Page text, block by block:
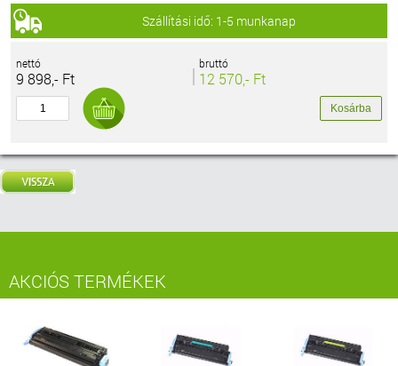
Szállítási idő: 1-5 munkanap
nettó
9 898,- Ft
bruttó
12 570,- Ft
AKCIÓS TERMÉKEK